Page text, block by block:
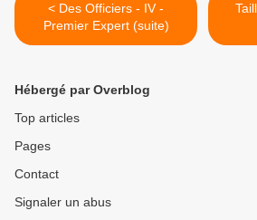
< Des Officiers - IV -
Premier Expert (suite)
Hébergé par Overblog
Top articles
Pages
Contact
Signaler un abus